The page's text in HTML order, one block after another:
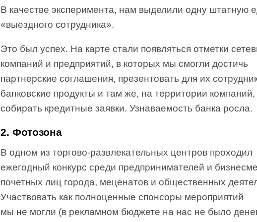
В качестве эксперимента, нам выделили одну штатную
«выездного сотрудника».
Это был успех. На карте стали появляться отметки
компаний и предприятий, в которых мы смогли достичь
партнерские соглашения, презентовать для их
банковские продукты и там же, на территории компаний,
собирать кредитные заявки. Узнаваемость банка росла.
2. Фотозона
В одном из торгово-развлекательных центров проходил
ежегодный конкурс среди предпринимателей и
почетных лиц города, меценатов и общественных
Участвовать как полноценные спонсоры мероприятий
мы не могли (в рекламном бюджете на нас не было